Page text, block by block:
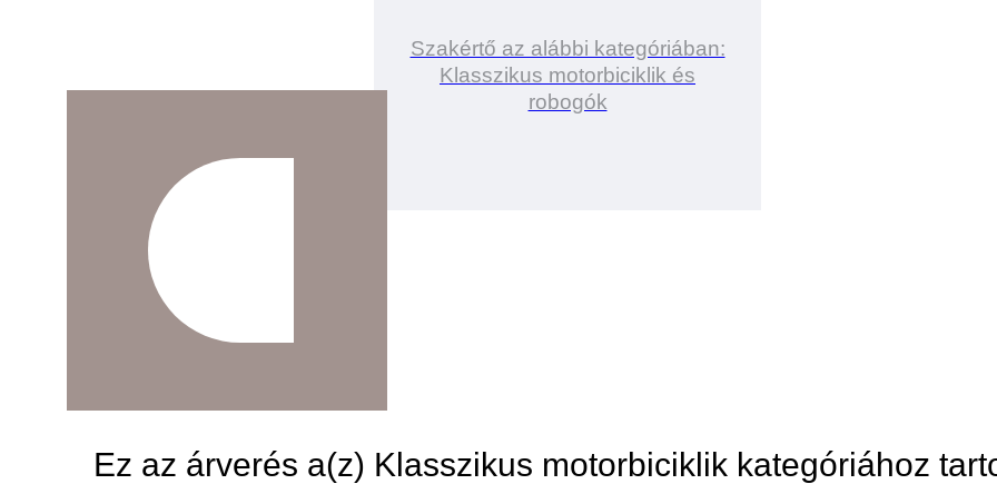
Szakértő az alábbi kategóriában:
Klasszikus motorbiciklik és
robogók
Ez az árverés a(z) Klasszikus motorbiciklik kategóriához